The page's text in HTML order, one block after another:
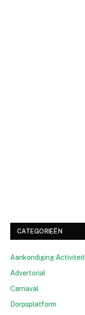
CATEGORIEËN
Aankondiging Activiteit
Advertorial
Carnaval
Dorpsplatform